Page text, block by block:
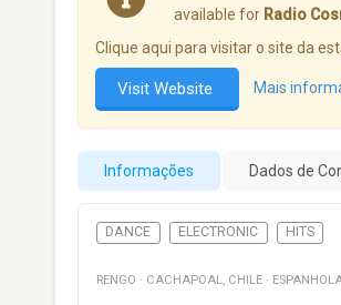
available for Radio
Clique aqui para visitar o site da
Visit Website Mais
Informações Dados de
DANCE ELECTRONIC HITS
RENGO · CACHAPOAL, CHILE ·